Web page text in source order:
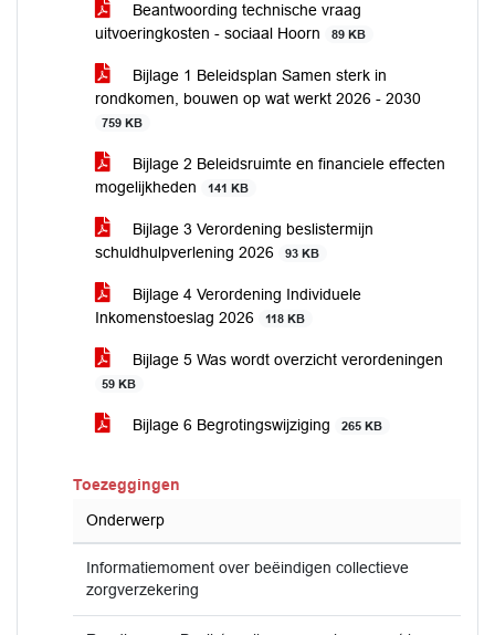
Beantwoording technische vraag
uitvoeringkosten - sociaal Hoorn
89 KB
Bijlage 1 Beleidsplan Samen sterk in
rondkomen, bouwen op wat werkt 2026 - 2030
759 KB
Bijlage 2 Beleidsruimte en financiele effecten
mogelijkheden
141 KB
Bijlage 3 Verordening beslistermijn
schuldhulpverlening 2026
93 KB
Bijlage 4 Verordening Individuele
Inkomenstoeslag 2026
118 KB
Bijlage 5 Was wordt overzicht verordeningen
59 KB
Bijlage 6 Begrotingswijziging 265 KB
Toezeggingen
Onderwerp
Informatiemoment over beëindigen collectieve
zorgverzekering